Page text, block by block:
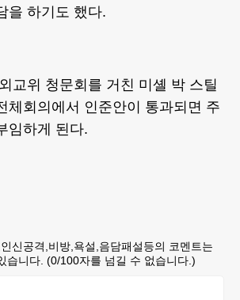
을 하기도 했다.
교위 청문회를 거친 미셸 박 스틸
체회의에서 인준안이 통과되면 주
임하게 된다.
신공격,비방,욕설,음담패설등의 코멘트는
습니다. (0/100자를 넘길 수 없습니다.)